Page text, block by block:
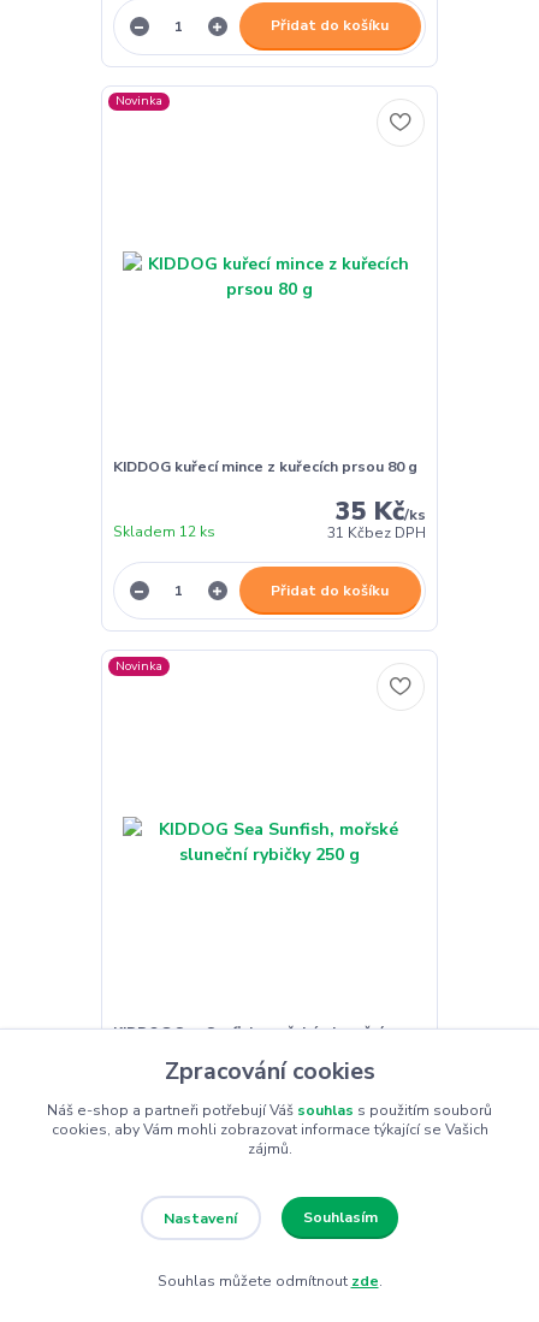
Přidat do košíku
Novinka
KIDDOG kuřecí mince z kuřecích prsou 80 g
35 Kč/ks
31 Kčbez DPH
Skladem 12 ks
Přidat do košíku
Novinka
KIDDOG Sea Sunfish, mořské sluneční
126 Kč
Ušetříte 20 Kč (- 16 %)
106 Kč/ ks
Přidat do košíku
Novinka
Zpracování cookies
Náš e-shop a partneři potřebují Váš souhlas s použitím souborů
cookies, aby Vám mohli zobrazovat informace týkající se Vašich
zájmů.
Nastavení Souhlasím
Souhlas můžete odmítnout zde.